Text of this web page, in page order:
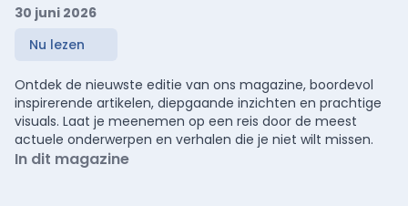
30 juni 2026
Nu lezen
Ontdek de nieuwste editie van ons magazine, boordevol
inspirerende artikelen, diepgaande inzichten en prachtige
visuals. Laat je meenemen op een reis door de meest
actuele onderwerpen en verhalen die je niet wilt missen.
In dit magazine